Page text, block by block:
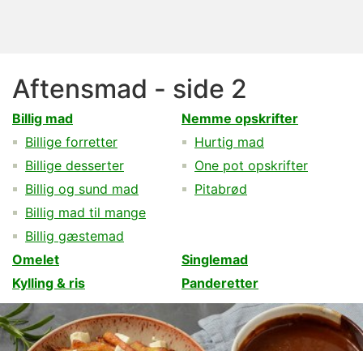
Aftensmad - side 2
Billig mad
Billige forretter
Billige desserter
Billig og sund mad
Billig mad til mange
Billig gæstemad
Nemme opskrifter
Hurtig mad
One pot opskrifter
Pitabrød
Omelet
Kylling & ris
Singlemad
Panderetter